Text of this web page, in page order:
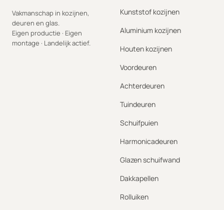
Vakmanschap in kozijnen,
deuren en glas.
Eigen productie · Eigen
montage · Landelijk actief.
Kunststof kozijnen
Aluminium kozijnen
Houten kozijnen
Voordeuren
Achterdeuren
Tuindeuren
Schuifpuien
Harmonicadeuren
Glazen schuifwand
Dakkapellen
Rolluiken